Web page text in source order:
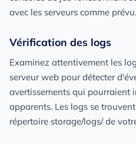
avec les serveurs comme prévu.
Vérification des logs
Examinez attentivement les
serveur web pour détecter
avertissements qui pourraient
apparents. Les logs se
répertoire storage/logs/ de